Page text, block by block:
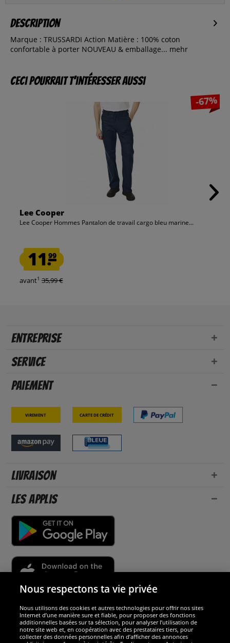
Description
Marque : TRUSSARDI Action Matière : 100% coton
confortable à porter NOUVEAU & emballage... mehr
Ceci pourrait t’intéresser aussi
-67%
Lee Cooper
Lee Cooper Hommes Pantalon de travail cargo bleu marine...
11.99
avant1 35,99 €
Entreprise
Service
Paiement
Virement Carte de crédit
Livraison
Les applis
Sécurité
Nous sommes excellents
Nous respectons ta vie privée
Nous utilisons des cookies et autres technologies pour offrir nos sites
Internet d’une manière sure et fiable, pour proposer des fonctions
additionnelles basées sur ta sélection, pour analyser l’utilisation de
notre site web et, en coopération avec des prestataires tiers, pour
collecter des données personnelles afin d’afficher des annonces